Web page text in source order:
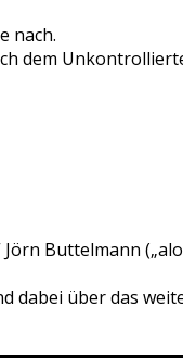
nach.
dem
Buttelmann
dabei über das